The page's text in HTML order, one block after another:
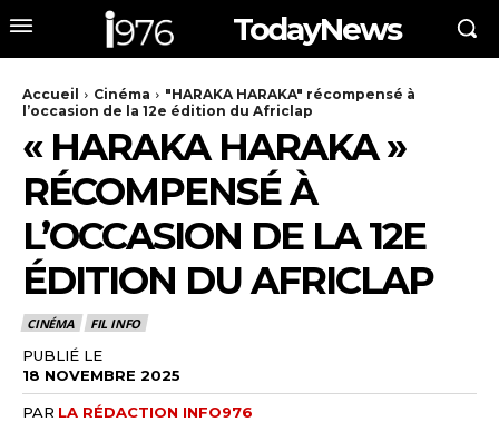
TodayNews
Accueil Cinéma
"HARAKA HARAKA" récompensé à
l’occasion de la 12e édition du Africlap
« HARAKA HARAKA »
RÉCOMPENSÉ À
L’OCCASION DE LA 12E
ÉDITION DU AFRICLAP
CINÉMA FIL INFO
PUBLIÉ LE
18 NOVEMBRE 2025
PAR LA RÉDACTION INFO976